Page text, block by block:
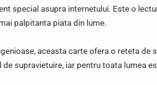
special asupra internetului. Este o
palpitanta piata din lume.
aceasta carte ofera o reteta de
supravietuire, iar pentru toata lumea